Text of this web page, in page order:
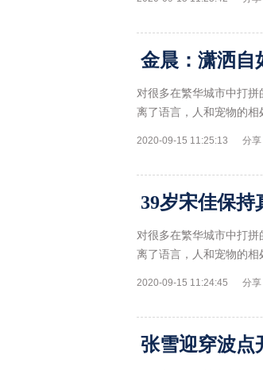
金晨：潇洒自
对很多在繁华城市中打
离了语言，人和宠物的
2020-09-15 11:25:13 分享
对很多在繁华城市中打
离了语言，人和宠物的
2020-09-15 11:24:45 分享